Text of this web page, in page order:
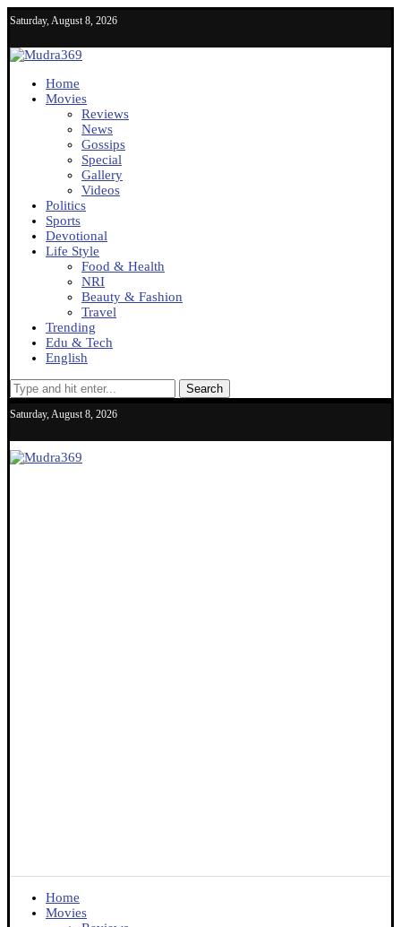
Saturday, August 8, 2026
Home
Movies
Reviews
News
Gossips
Special
Gallery
Videos
Politics
Sports
Devotional
Life Style
Food & Health
NRI
Beauty & Fashion
Travel
Trending
Edu & Tech
English
Search
Saturday, August 8, 2026
Home
Movies